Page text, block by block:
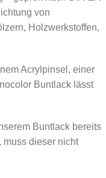
von
Holzwerkstoffen,
Acrylpinsel, einer
Buntlack lässt
Buntlack bereits
muss dieser nicht